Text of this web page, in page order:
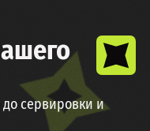
сервировки и